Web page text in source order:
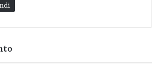
in casi come questi non è
subito trasmesso il senso
questo mi ha reso felice. Stima